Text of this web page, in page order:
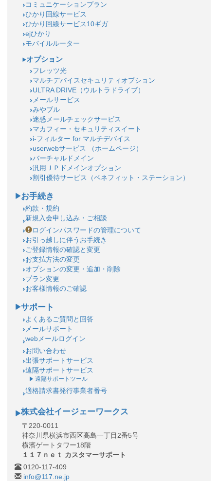
コミュニケーションプラン
ひかり回線サービス
ひかり回線サービス10ギガ
ejひかり
モバイルルーター
オプション
フレッツ光
マルチデバイスセキュリティオプション
ULTRA DRIVE（ウルトラドライブ）
メールサービス
みやブル
迷惑メールチェックサービス
マカフィー・セキュリティスイート
i-フィルター for マルチデバイス
userwebサービス （ホームページ）
バーチャルドメイン
汎用ＪＰドメインオプション
割引優待サービス（ベネフィット・ステーション）
お手続き
約款・規約
新規入会申し込み・ご相談
ログインパスワードの管理について
お引っ越しに伴うお手続き
ご登録情報の確認と変更
お支払方法の変更
オプションの変更・追加・削除
プラン変更
お客様情報のご確認
サポート
よくあるご質問と回答
メールサポート
webメールログイン
お問い合わせ
出張サポートサービス
遠隔サポートサービス
遠隔サポートツール
適格請求書発行事業者番号
株式会社イージェーワークス
〒220-0011
神奈川県横浜市西区高島一丁目2番5号
横濱ゲートタワー18階
１１７ｎｅｔ カスタマーサポート
0120-117-409
info@117.ne.jp